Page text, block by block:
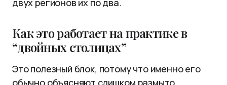
двух регионов их по два.
Как это работает на практике в
“двойных столицах”
Это полезный блок, потому что именно его
обычно объясняют слишком размыто.